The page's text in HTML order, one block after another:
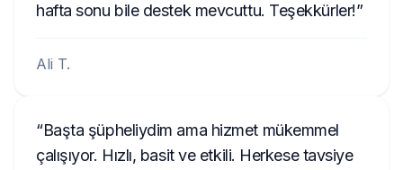
hafta sonu bile destek mevcuttu. Teşekkürler!
Ali T.
Başta şüpheliydim ama hizmet mükemmel
çalışıyor. Hızlı, basit ve etkili. Herkese tavsiye